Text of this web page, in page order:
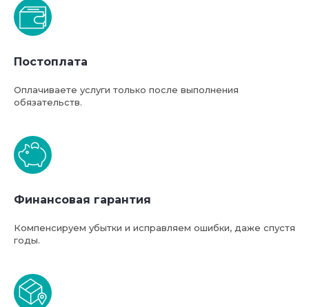
Постоплата
Оплачиваете услуги только после выполнения
обязательств.
Финансовая гарантия
Компенсируем убытки и исправляем ошибки, даже спустя
годы.
Базовая стоимость услуг
компании ФТС-Сервис